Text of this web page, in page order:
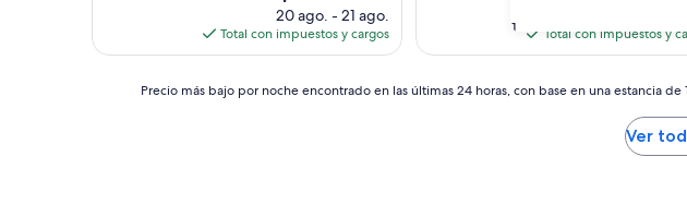
31
precio
actual
es
$367
20 ago. - 21 ago.
Total con impuestos y cargos
actual
es
$453
Total con impuestos y
Precio más bajo por noche encontrado en las últimas 24 horas, con base en una estancia
Ver